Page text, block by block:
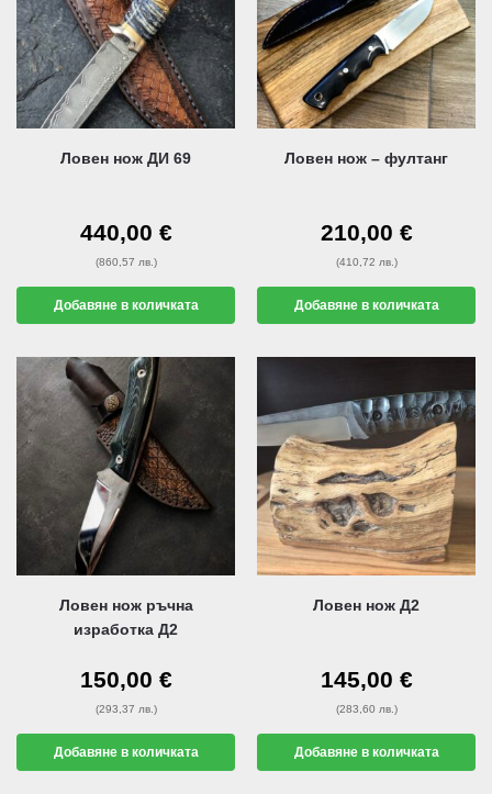
Ловен нож ДИ 69
440,00 €
(860,57 лв.)
Добавяне в количката
Ловен нож – фултанг
210,00 €
(410,72 лв.)
Добавяне в количката
Ловен нож ръчна
изработка Д2
150,00 €
(293,37 лв.)
Добавяне в количката
Ловен нож Д2
145,00 €
(283,60 лв.)
Добавяне в количката